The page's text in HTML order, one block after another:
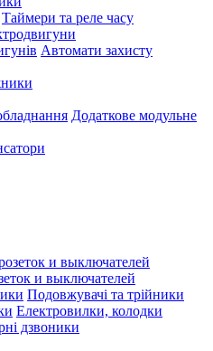
Таймери та реле часу
Автомати захисту
Додаткове модульне
и выключателей
Подовжувачі та трійники
Електровилки, колодки
дзвоники